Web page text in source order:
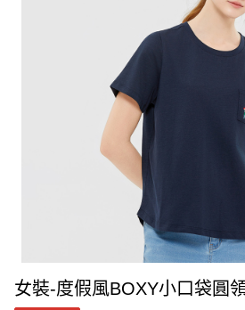
女裝-度假風BOXY小口袋圓